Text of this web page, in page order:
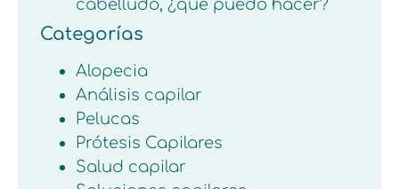
cabelludo, ¿qué puedo hacer?
Categorías
Alopecia
Análisis capilar
Pelucas
Prótesis Capilares
Salud capilar